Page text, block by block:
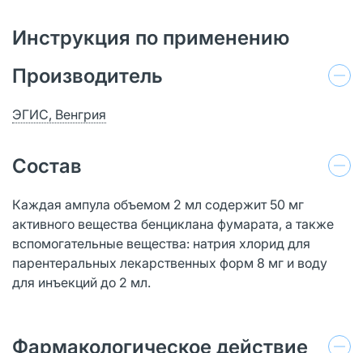
Инструкция по применению
Производитель
ЭГИС, Венгрия
Состав
Каждая ампула объемом 2 мл содержит 50 мг
активного вещества бенциклана фумарата, а также
вспомогательные вещества: натрия хлорид для
парентеральных лекарственных форм 8 мг и воду
для инъекций до 2 мл.
Фармакологическое действие